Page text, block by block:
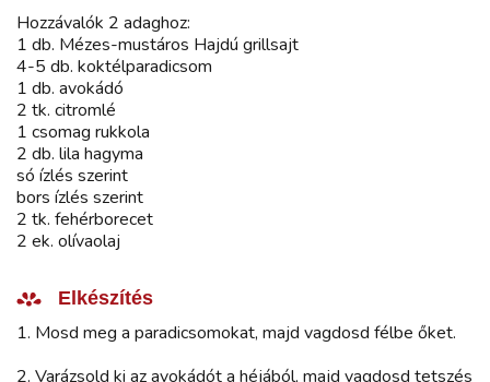
Hozzávalók 2 adaghoz:
1 db. Mézes-mustáros Hajdú grillsajt
4-5 db. koktélparadicsom
1 db. avokádó
2 tk. citromlé
1 csomag rukkola
2 db. lila hagyma
só ízlés szerint
bors ízlés szerint
2 tk. fehérborecet
2 ek. olívaolaj
Elkészítés
1. Mosd meg a paradicsomokat, majd vagdosd félbe őket.
2. Varázsold ki az avokádót a héjából, majd vagdosd tetszés